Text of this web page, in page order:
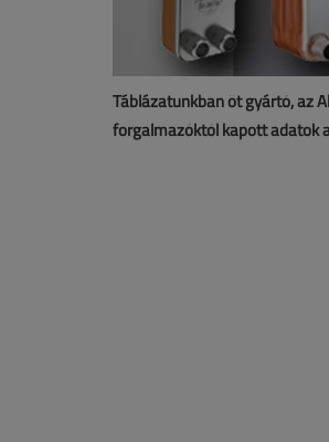
Táblázatunkban öt gyártó, az
forgalmazóktól kapott adatok